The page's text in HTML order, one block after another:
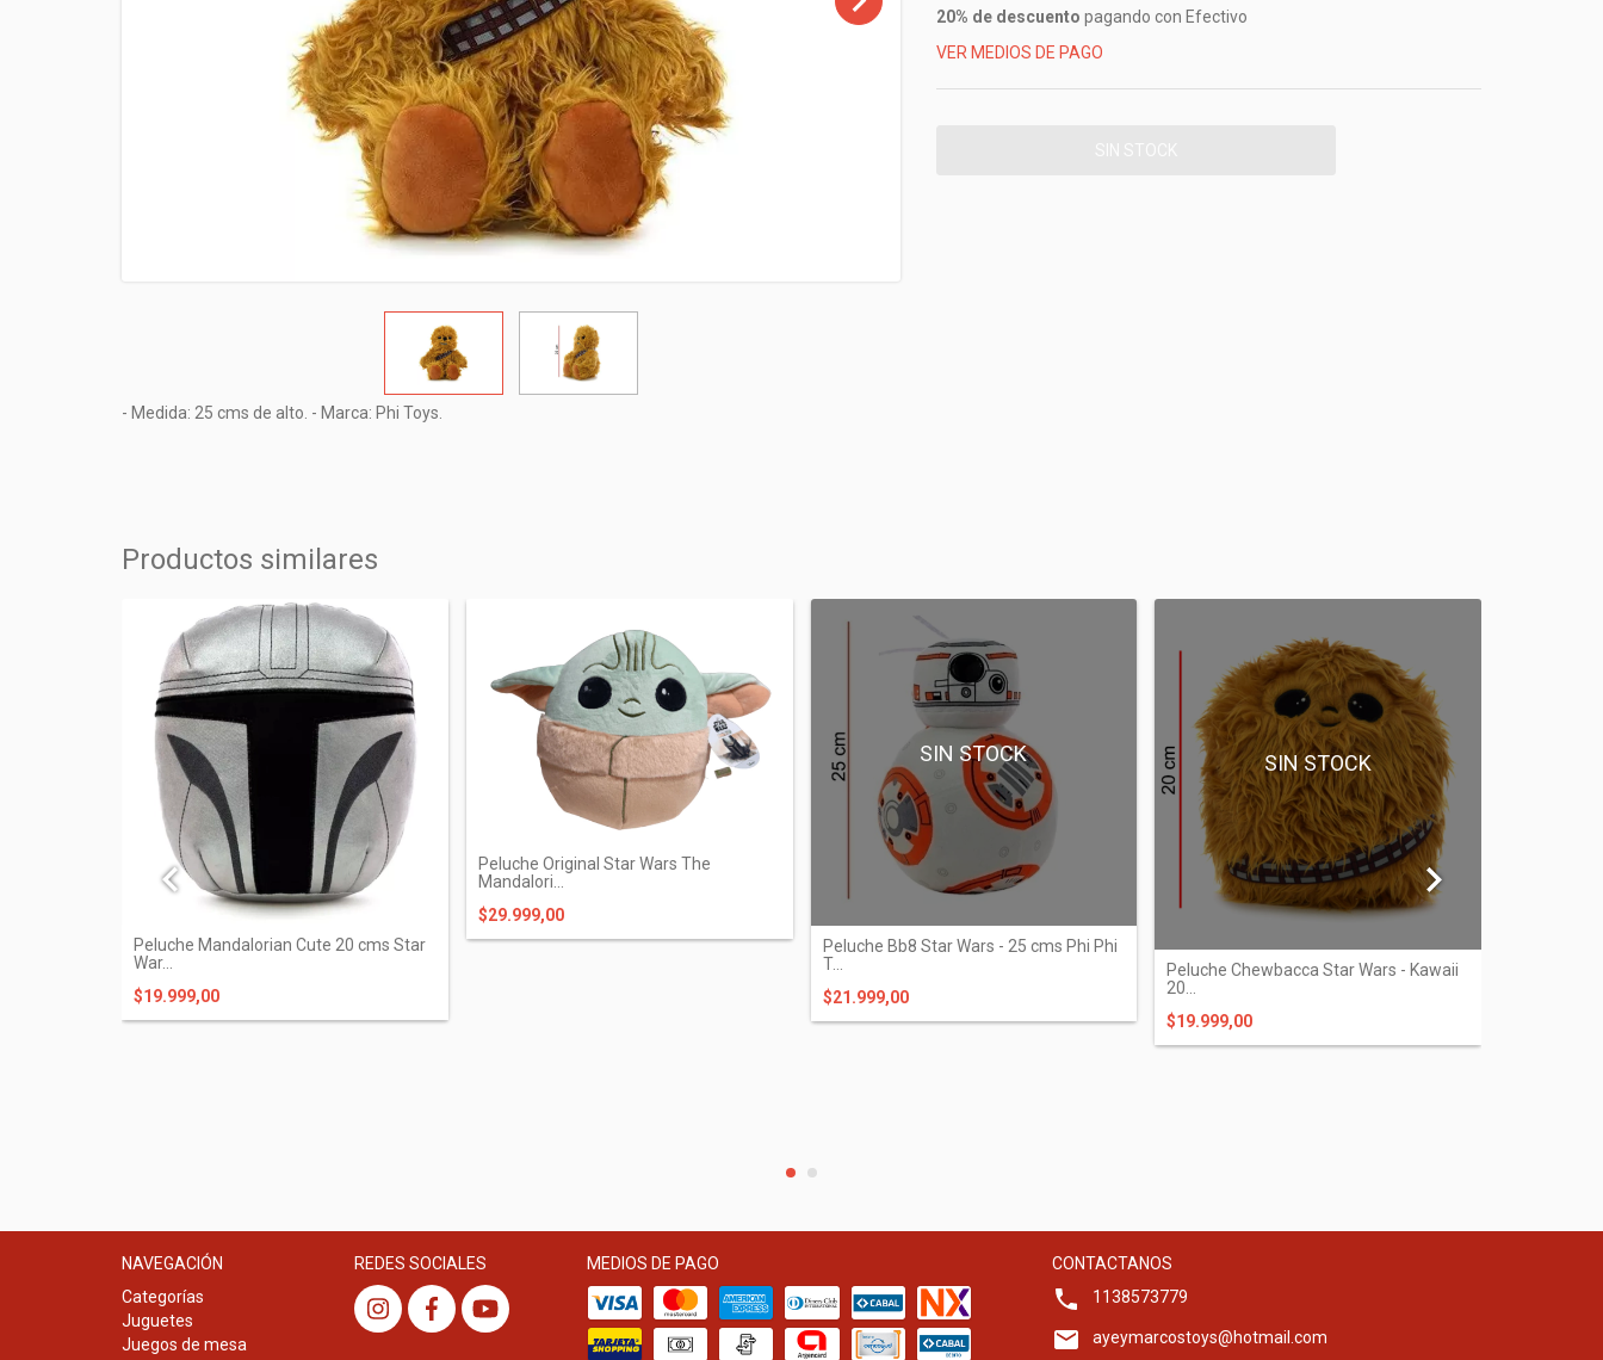
20% de descuento pagando con Efectivo
VER MEDIOS DE PAGO
- Medida: 25 cms de alto. - Marca: Phi Toys.
Productos similares
Peluche Mandalorian Cute 20 cms Star
War...
$19.999,00
Peluche Original Star Wars The
Mandalori...
$29.999,00
SIN STOCK
Peluche Bb8 Star Wars - 25 cms Phi Phi
T...
$21.999,00
SIN STOCK
Peluche Chewbacca Star Wars - Kawaii
20...
$19.999,00
NAVEGACIÓN
Categorías
Juguetes
Juegos de mesa
REDES SOCIALES MEDIOS DE PAGO
CONTACTANOS
1138573779
ayeymarcostoys@hotmail.com